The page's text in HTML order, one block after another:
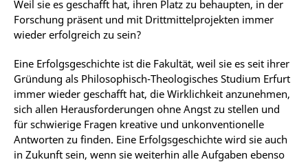
Weil sie es geschafft hat, ihren Platz zu behaupten, in der
Forschung präsent und mit Drittmittelprojekten immer
wieder erfolgreich zu sein?
Eine Erfolgsgeschichte ist die Fakultät, weil sie es seit ihrer
Gründung als Philosophisch-Theologisches Studium Erfurt
immer wieder geschafft hat, die Wirklichkeit anzunehmen,
sich allen Herausforderungen ohne Angst zu stellen und
für schwierige Fragen kreative und unkonventionelle
Antworten zu finden. Eine Erfolgsgeschichte wird sie auch
in Zukunft sein, wenn sie weiterhin alle Aufgaben ebenso